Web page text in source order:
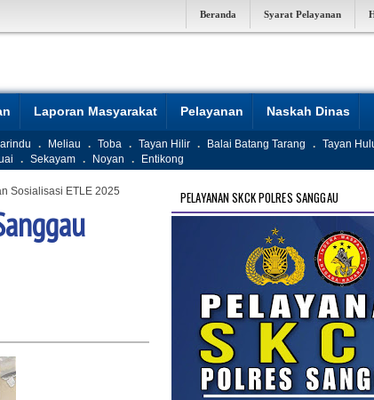
Beranda Syarat Pelayanan
Laporan Masyarakat Pelayanan Naskah Dinas
. Meliau . Toba . Tayan Hilir . Balai Batang Tarang . Tayan
. Sekayam . Noyan . Entikong
Sosialisasi ETLE 2025 PELAYANAN SKCK POLRES SANGGAU